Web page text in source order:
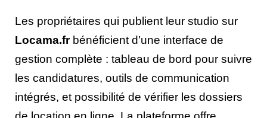
Les propriétaires qui publient leur studio sur
Locama.frbénéficient d’une interface de
gestion complète : tableau de bord pour suivre
les candidatures, outils de communication
intégrés, et possibilité de vérifier les dossiers